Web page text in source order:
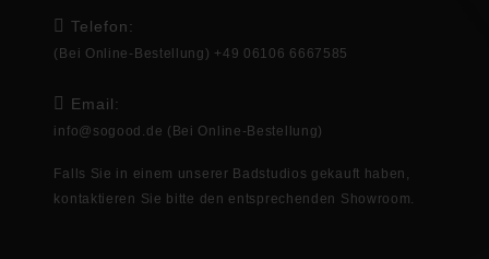
Telefon:
(Bei Online-Bestellung) +49 06106 6667585
Email:
info@sogood.de (Bei Online-Bestellung)
Falls Sie in einem unserer Badstudios gekauft haben,
kontaktieren Sie bitte den entsprechenden Showroom.